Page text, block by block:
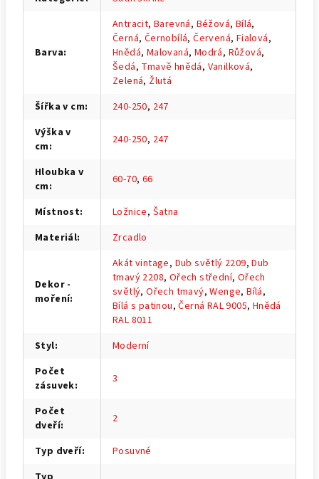
Barva:
Antracit,Barevná, Béžová, Bílá,
Černá, Černobílá,Červená, Fialová,
Hnědá, Malovaná, Modrá, Růžová,
Šedá, Tmavě hnědá, Vanilková,
Zelená, Žlutá
Šířka v cm: 240-250, 247
Výška v
cm: 240-250, 247
Hloubka v
cm: 60-70, 66
Místnost: Ložnice, Šatna
Materiál: Zrcadlo
Dekor -
moření:
Akát vintage, Dub světlý 2209,Dub
tmavý 2208, Ořech střední, Ořech
světlý,Ořech tmavý,Wenge,Bílá,
Bílá s patinou,Černá RAL 9005, Hnědá
RAL 8011
Styl:
Moderní
Počet
zásuvek: 3
Počet
dveří: 2
Typ dveří:
Posuvné